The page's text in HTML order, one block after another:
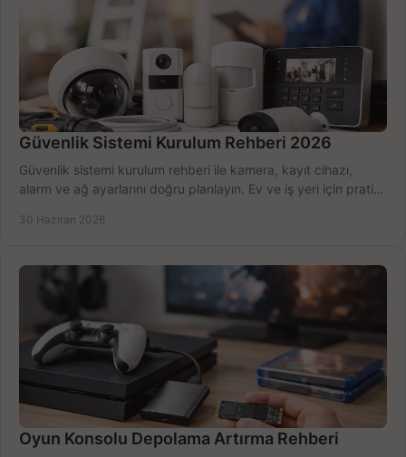
Güvenlik Sistemi Kurulum Rehberi 2026
Güvenlik sistemi kurulum rehberi ile kamera, kayıt cihazı,
alarm ve ağ ayarlarını doğru planlayın. Ev ve iş yeri için pratik
30 Haziran 2026
Oyun Konsolu Depolama Artırma Rehberi